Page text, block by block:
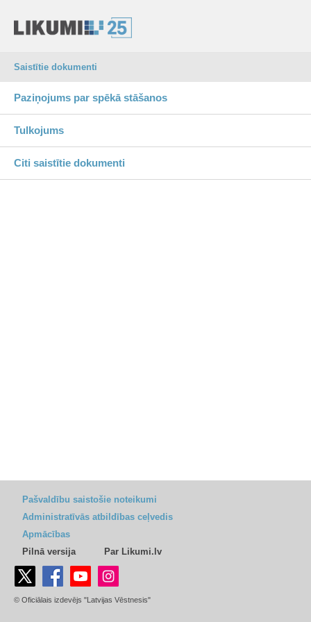
Saistītie dokumenti
Paziņojums par spēkā stāšanos
Tulkojums
Citi saistītie dokumenti
Pašvaldību saistošie noteikumi
Administratīvās atbildības ceļvedis
Apmācības
Pilnā versija
Par Likumi.lv
© Oficiālais izdevējs "Latvijas Vēstnesis"